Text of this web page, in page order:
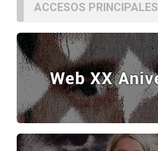
ACCESOS PRINCIPALES